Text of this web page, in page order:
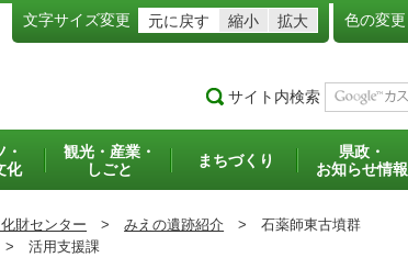
文字サイズ変更 元に戻す 縮小 拡大 色の変更
サイト内検索
化
観光・産業・
しごと
まちづくり
県政・
お知らせ情報
財センター > みえの遺跡紹介 > 石薬師東古墳群
活用支援課